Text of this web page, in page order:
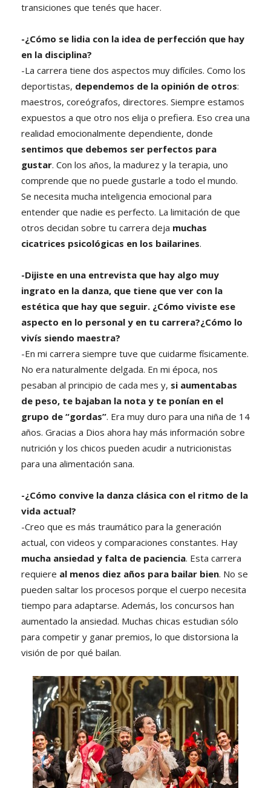
transiciones que tenés que hacer.
-¿Cómo se lidia con la idea de perfección que hay
en la disciplina?
-La carrera tiene dos aspectos muy difíciles. Como los
deportistas, dependemos de la opinión de otros:
maestros, coreógrafos, directores. Siempre estamos
expuestos a que otro nos elija o prefiera. Eso crea una
realidad emocionalmente dependiente, donde
sentimos que debemos ser perfectos para
gustar. Con los años, la madurez y la terapia, uno
comprende que no puede gustarle a todo el mundo.
Se necesita mucha inteligencia emocional para
entender que nadie es perfecto. La limitación de que
otros decidan sobre tu carrera deja muchas
cicatrices psicológicas en los bailarines.
-Dijiste en una entrevista que hay algo muy
ingrato en la danza, que tiene que ver con la
estética que hay que seguir. ¿Cómo viviste ese
aspecto en lo personal y en tu carrera?¿Cómo lo
vivís siendo maestra?
-En mi carrera siempre tuve que cuidarme físicamente.
No era naturalmente delgada. En mi época, nos
pesaban al principio de cada mes y, si aumentabas
de peso, te bajaban la nota y te ponían en el
grupo de “gordas”. Era muy duro para una niña de 14
años. Gracias a Dios ahora hay más información sobre
nutrición y los chicos pueden acudir a nutricionistas
para una alimentación sana.
-¿Cómo convive la danza clásica con el ritmo de la
vida actual?
-Creo que es más traumático para la generación
actual, con videos y comparaciones constantes. Hay
mucha ansiedad y falta de paciencia. Esta carrera
requiere al menos diez años para bailar bien. No se
pueden saltar los procesos porque el cuerpo necesita
tiempo para adaptarse. Además, los concursos han
aumentado la ansiedad. Muchas chicas estudian sólo
para competir y ganar premios, lo que distorsiona la
visión de por qué bailan.